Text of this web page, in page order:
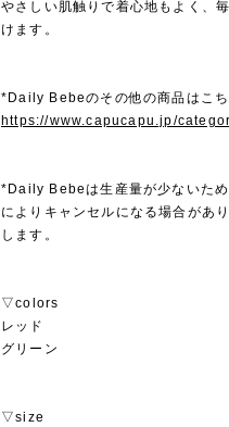
やさしい肌触りで着心地もよく、
けます。
*Daily Bebeのその他の商品はこ
https://www.capucapu.jp/
*Daily Bebeは生産量が少ないた
によりキャンセルになる場合があ
します。
▽colors
レッド
グリーン
▽size